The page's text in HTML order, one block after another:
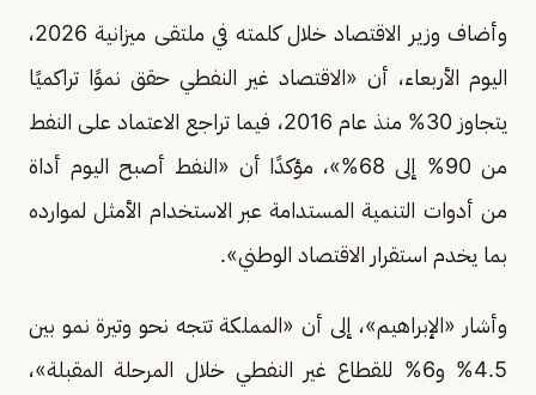
وأضاف وزير الاقتصاد خلال كلمته في ملتقى ميزانية 2026،
اليوم الأربعاء، أن «الاقتصاد غير النفطي حقق نموًا تراكميًا
يتجاوز 30% منذ عام 2016، فيما تراجع الاعتماد على النفط
من 90% إلى 68%»، مؤكدًا أن «النفط أصبح اليوم أداة
من أدوات التنمية المستدامة عبر الاستخدام الأمثل لموارده
بما يخدم استقرار الاقتصاد الوطني».
وأشار «الإبراهيم»، إلى أن «المملكة تتجه نحو وتيرة نمو بين
4.5% و6% للقطاع غير النفطي خلال المرحلة المقبلة»،